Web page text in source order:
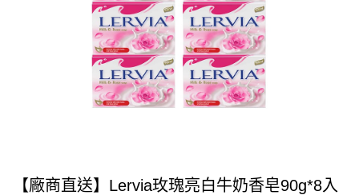
【廠商直送】Lervia玫瑰亮白牛奶香皂90g*8入